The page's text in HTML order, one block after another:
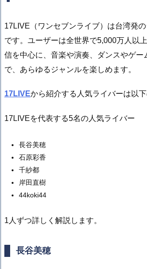
17LIVE（ワンセブンライブ）は台湾発
です。ユーザーは全世界で5,000万人以
信を中心に、音楽や演奏、ダンスやゲー
で、あらゆるジャンルを楽しめます。
17LIVEから紹介する人気ライバーは以下
17LIVEを代表する5名の人気ライバー
長谷美穂
石原彩香
千紗都
岸田直樹
44koki44
1人ずつ詳しく解説します。
長谷美穂